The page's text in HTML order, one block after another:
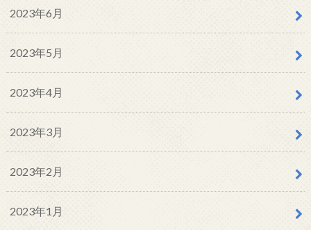
2023年6月
2023年5月
2023年4月
2023年3月
2023年2月
2023年1月